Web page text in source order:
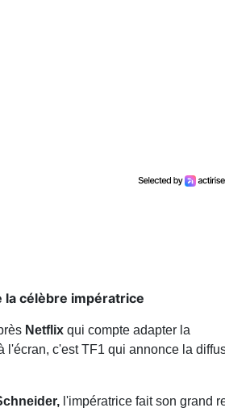
la célèbre impératrice
Netflix qui compte adapter la
l'écran, c'est TF1 qui annonce la
l'impératrice fait son grand